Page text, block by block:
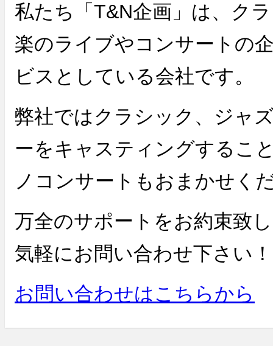
私たち「T&N企画」は、ク
楽のライブやコンサートの
ビスとしている会社です。
弊社ではクラシック、ジャ
ーをキャスティングするこ
ノコンサートもおまかせく
万全のサポートをお約束致
気軽にお問い合わせ下さい！
お問い合わせはこちらから